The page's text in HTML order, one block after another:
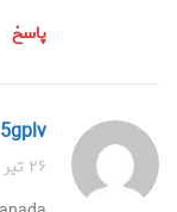
پاسخ
5gplv
۲۶ تیر ۱۴۰۴ در ۹:۰۶ ق.ظ